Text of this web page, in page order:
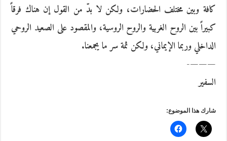
كافة وبين مختلف الحضارات، ولكن لا بدّ من القول إن هناك فرقاً
كبيراً بين الروح الغربية والروح الروسية، والمقصود على الصعيد الروحي
الداخلي وربما الإيماني، ولكن ثمة سر ما يجمعنا.
———-
السفير
شارك هذا الموضوع: